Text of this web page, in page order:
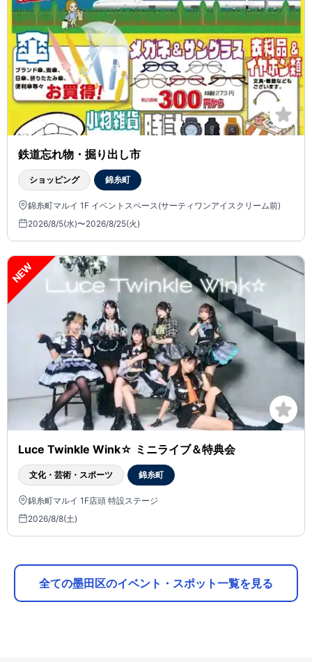
鉄道忘れ物・掘り出し市
ショッピング 錦糸町
錦糸町マルイ 1F イベントスペース(サーティワンアイスクリーム前)
2026/8/5(水)〜2026/8/25(火)
NEW
Luce Twinkle Wink☆ ミニライブ＆特典会
文化・芸術・スポーツ 錦糸町
錦糸町マルイ 1F店頭 特設ステージ
2026/8/8(土)
全ての墨田区のイベント・スポット一覧を見る